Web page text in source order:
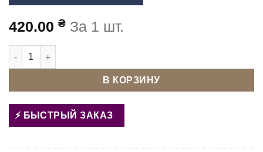
420.00 ₴ За 1 шт.
Количество товара Матрица (насадка) для обтяжки
В КОРЗИНУ
БЫСТРЫЙ ЗАКАЗ